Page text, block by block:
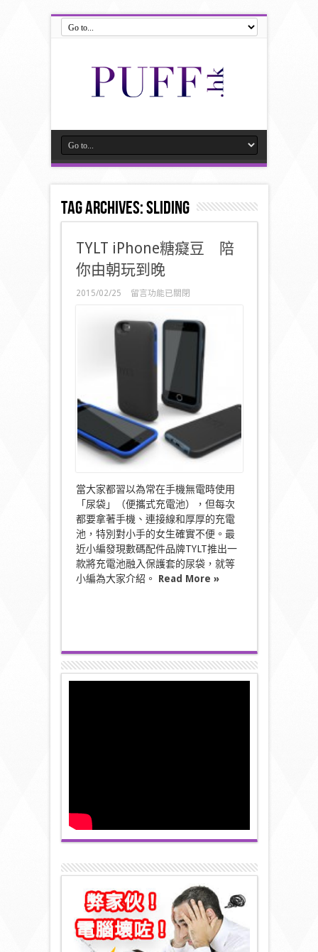
Tag Archives:Sliding
TYLT iPhone糖癡豆 陪
你由朝玩到晚
2015/02/25
在
糖
到
晚〉
中
留言功能已關閉
當大家都習以為常在手機無電時使用
「尿袋」（便攜式充電池），但每次
都要拿著手機、連接線和厚厚的充電
池，特別對小手的女生確實不便。最
近小編發現數碼配件品牌TYLT推出一
款將充電池融入保護套的尿袋，就等
小編為大家介紹。 Read More »